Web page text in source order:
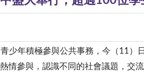
年積極參與公共事務，今（11）
情參與，認識不同的社會議題，交